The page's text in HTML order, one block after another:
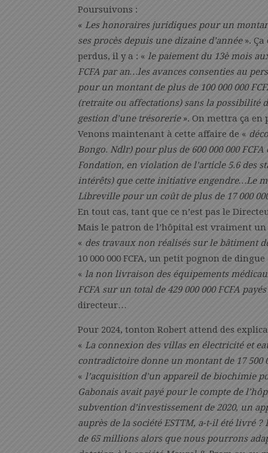
Poursuivons :
« Les honoraires juridiques pour un
ses procès depuis une dizaine d’année». Ça
perdus, il y a : « le paiement du 13è mois
FCFA par an…les avances consenties au
pour un montant de plus de 100 000 000
(retraite ou affectations) sans la possibilité
gestion d’une trésorerie ». On mettra ça en
Venons maintenant à cette affaire de «
Bongo. Ndlr) pour plus de 600 000 000
Fondation, en violation de l’article 5.6 des
intérêts) que cette initiative engendre…Le
Libreville pour un coût de plus de 17 000
En tout cas, tant que ce n’est pas le
Mais le patron de l’hôpital est vraiment
« des travaux non réalisés sur le bâtiment
10 000 000 FCFA, un petit pognon de
« la non livraison des équipements
FCFA sur un total de 429 000 000 FCFA
directeur…
Pour 2024, tonton Robert attend des
« La connexion des villas en électricité et
contradictoire donne un montant de 17 500
« l’acquisition d’un appareil de biochimie
Gabonais avait payé pour le compte de
subvention d’investissement de 2020, un
auprès de la société ESTTM, a-t-il été livré
de 65 millions alors que nous pourrons